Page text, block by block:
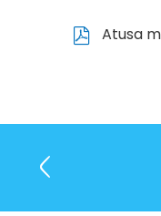
Atusa